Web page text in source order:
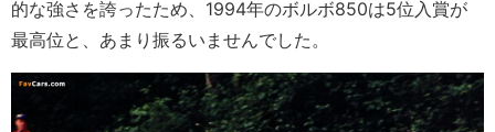
的な強さを誇ったため、1994年のボルボ850は5位入賞が
最高位と、あまり振るいませんでした。